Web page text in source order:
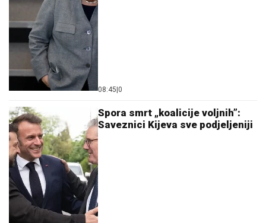
08:45|0
Spora smrt „koalicije voljnih”:
Saveznici Kijeva sve podjeljeniji